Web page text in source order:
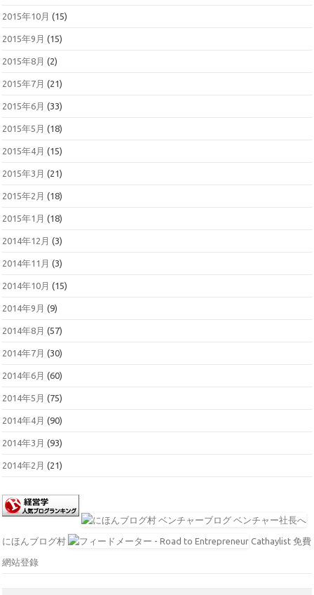
2015年10月 (15)
2015年9月 (15)
2015年8月 (2)
2015年7月 (21)
2015年6月 (33)
2015年5月 (18)
2015年4月 (15)
2015年3月 (21)
2015年2月 (18)
2015年1月 (18)
2014年12月 (3)
2014年11月 (3)
2014年10月 (15)
2014年9月 (9)
2014年8月 (57)
2014年7月 (30)
2014年6月 (60)
2014年5月 (75)
2014年4月 (90)
2014年3月 (93)
2014年2月 (21)
にほんブログ村 Cathaylist 免費
網站登錄